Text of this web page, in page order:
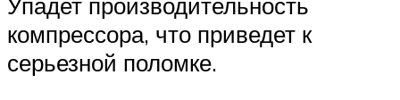
компрессора, что приведет к
серьезной поломке.